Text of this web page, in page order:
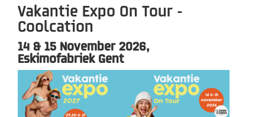
​Vakantie Expo On Tour -
Coolcation
​14 & 15 November 2026,
Eskimofabriek Gent